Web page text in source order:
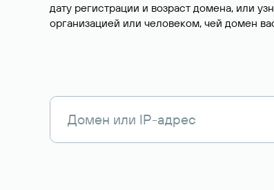
дату регистрации и возраст домена, или
организацией или человеком, чей домен